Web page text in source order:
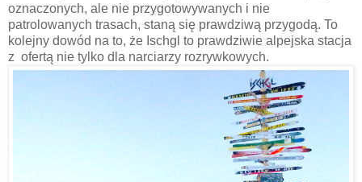
oznaczonych, ale nie przygotowywanych i nie
patrolowanych trasach, staną się prawdziwą przygodą. To
kolejny dowód na to, że Ischgl to prawdziwie alpejska stacja
z ofertą nie tylko dla narciarzy rozrywkowych.